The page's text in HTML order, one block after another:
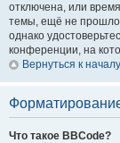
отключена, или
темы, ещё не прошло.
однако
конференции, на
Вернуться к началу
Что такое BBCode?